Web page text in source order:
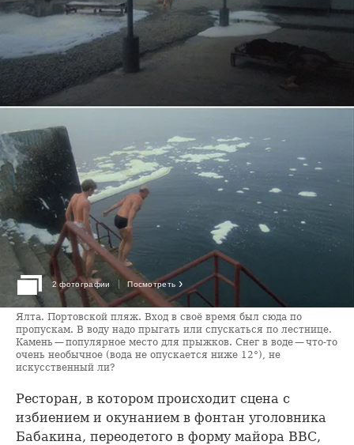
2 фотографии Посмотреть ›
Ялта. Портовской пляж. Вход в своё время был сюда по
пропускам. В воду надо прыгать или спускаться по лестнице.
Камень — популярное место для прыжков. Снег в воде — что-то
очень необычное (вода не опускается ниже 12°), не
искусственный ли?
Ресторан, в котором происходит сцена с
избиением и окунанием в фонтан уголовника
Бабакина, переодетого в форму майора ВВС,